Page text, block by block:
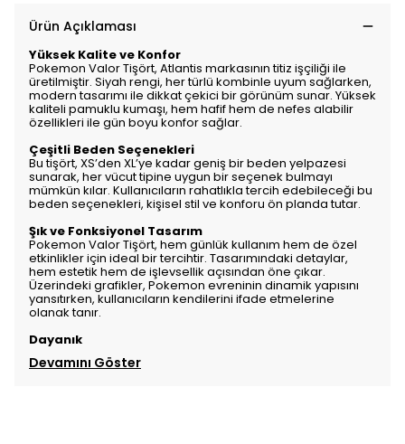
Ürün Açıklaması
Yüksek Kalite ve Konfor
Pokemon Valor Tişört, Atlantis markasının titiz işçiliği ile
üretilmiştir. Siyah rengi, her türlü kombinle uyum sağlarken,
modern tasarımı ile dikkat çekici bir görünüm sunar. Yüksek
kaliteli pamuklu kumaşı, hem hafif hem de nefes alabilir
özellikleri ile gün boyu konfor sağlar.
Çeşitli Beden Seçenekleri
Bu tişört, XS’den XL’ye kadar geniş bir beden yelpazesi
sunarak, her vücut tipine uygun bir seçenek bulmayı
mümkün kılar. Kullanıcıların rahatlıkla tercih edebileceği bu
beden seçenekleri, kişisel stil ve konforu ön planda tutar.
Şık ve Fonksiyonel Tasarım
Pokemon Valor Tişört, hem günlük kullanım hem de özel
etkinlikler için ideal bir tercihtir. Tasarımındaki detaylar,
hem estetik hem de işlevsellik açısından öne çıkar.
Üzerindeki grafikler, Pokemon evreninin dinamik yapısını
yansıtırken, kullanıcıların kendilerini ifade etmelerine
olanak tanır.
Dayanık
Devamını Göster